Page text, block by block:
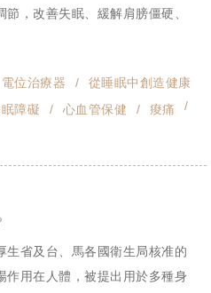
，改善失眠、緩解肩膀僵硬、
電位治療器
從睡眠中創造健康
眠障礙 心血管保健
痠痛
生省及台、馬各國衛生局核准的
作用在人體，被提出用於多種身